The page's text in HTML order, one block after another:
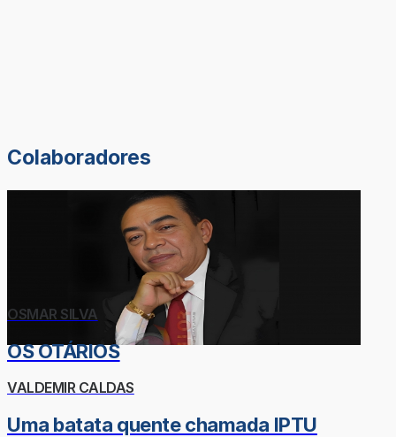
Colaboradores
OSMAR SILVA
OS OTÁRIOS
VALDEMIR CALDAS
Uma batata quente chamada IPTU